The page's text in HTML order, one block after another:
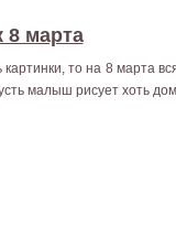
8 марта
то на 8 марта
малыш рисует хоть